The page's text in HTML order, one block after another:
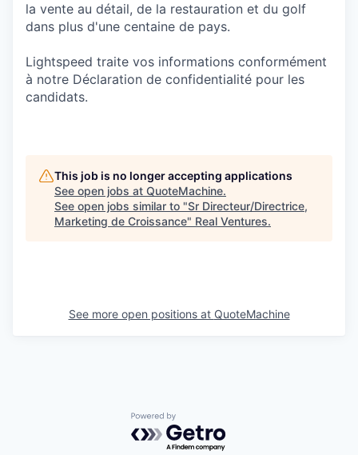
la vente au détail, de la restauration et du golf
dans plus d'une centaine de pays.
Lightspeed traite vos informations conformément
à notre Déclaration de confidentialité pour les
candidats.
This job is no longer accepting applications
See open jobs at QuoteMachine.
See open jobs similar to "Sr Directeur/Directrice,
Marketing de Croissance" Real Ventures.
See more open positions at QuoteMachine
Powered by Getro.com